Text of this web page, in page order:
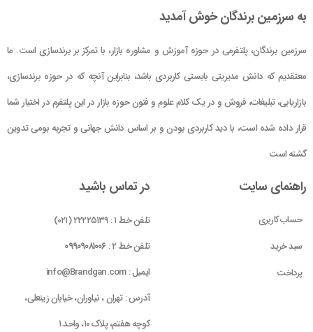
به سرزمین برندگان خوش آمدید
سرزمین برندگان، پلتفرمی در حوزه آموزش و مشاوره بازار، با تمرکز بر برندسازی است. ما
معتقدیم که دانش مدیریتی بایستی کاربردی باشد، بنابراین آنچه که در حوزه برندسازی،
بازاریابی، تبلیغات، فروش و در یک کلام علوم و فنون حوزه بازار در این پلتفرم در اختیار شما
قرار داده شده است، با دید کاربردی بودن و بر اساس دانش جهانی و تجربه بومی تدوین
گشته است
راهنمای سایت
حساب کاربری
سبد خرید
پرداخت
در تماس باشید
تلفن خط ۱ : ۲۲۲۲۵۱۳۹ (۰۲۱)
تلفن خط ۲ :
۰۹۹۰۹۰۸۱۰۰۶
ایمیل : info@Brandgan.com
آدرس : تهران ، نیاوران، خیابان زینعلی،
کوچه هفتم، پلاک ۱۰، واحد ۱